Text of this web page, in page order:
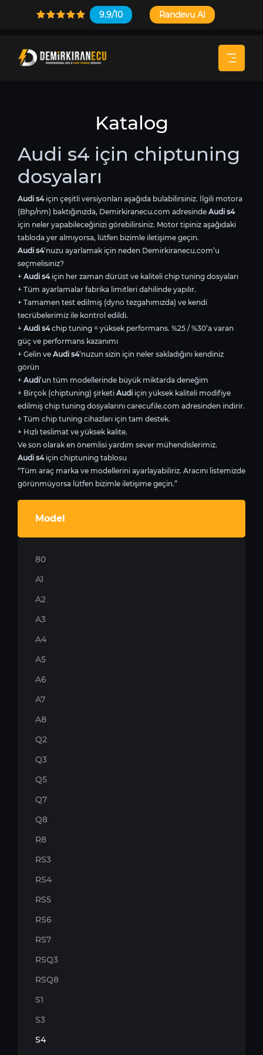
9.9/10 Randevu Al
Katalog
Audi s4 için chiptuning
dosyaları
Audi s4için çeşitli versiyonları aşağıda bulabilirsiniz. İlgili motora
(Bhp/nm) baktığınızda, Demirkiranecu.com adresinde Audi s4
için neler yapabileceğinizi görebilirsiniz. Motor tipiniz aşağıdaki
tabloda yer almıyorsa, lütfen bizimle iletişime geçin.
Audi s4’nuzu ayarlamak için neden Demirkiranecu.com’u
seçmelisiniz?
+ Audi s4için her zaman dürüst ve kaliteli chip tuning dosyaları
+ Tüm ayarlamalar fabrika limitleri dahilinde yapılır.
+ Tamamen test edilmiş (dyno tezgahımızda) ve kendi
tecrübelerimiz ile kontrol edildi.
+ Audi s4chip tuning = yüksek performans. %25 / %30’a varan
güç ve performans kazanımı
+ Gelin ve Audi s4’nuzun sizin için neler sakladığını kendiniz
görün
+ Audi’un tüm modellerinde büyük miktarda deneğim
+ Birçok (chiptuning) şirketi Audi için yüksek kaliteli modifiye
edilmiş chip tuning dosyalarını carecufile.com adresinden indirir.
+ Tüm chip tuning cihazları için tam destek.
+ Hızlı teslimat ve yüksek kalite.
Ve son olarak en önemlisi yardım sever mühendislerimiz.
Audi s4için chiptuning tablosu
“Tüm araç marka ve modellerini ayarlayabiliriz. Aracını listemizde
görünmüyorsa lütfen bizimle iletişime geçin.”
Model
80
A1
A2
A3
A4
A5
A6
A7
A8
Q2
Q3
Q5
Q7
Q8
R8
RS3
RS4
RS5
RS6
RS7
RSQ3
RSQ8
S1
S3
S4